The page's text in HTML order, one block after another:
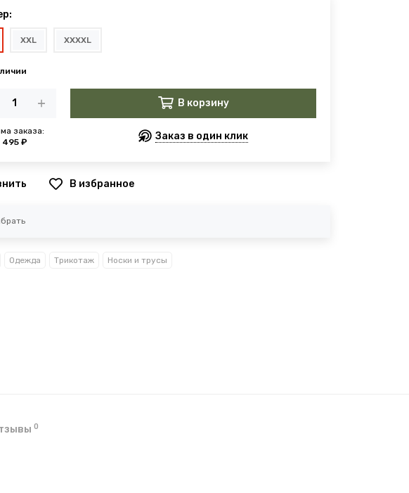
XXL XXXXL
заказа:
495 ₽
В корзину
Заказ в один клик
В избранное
Одежда Трикотаж Носки и трусы
0